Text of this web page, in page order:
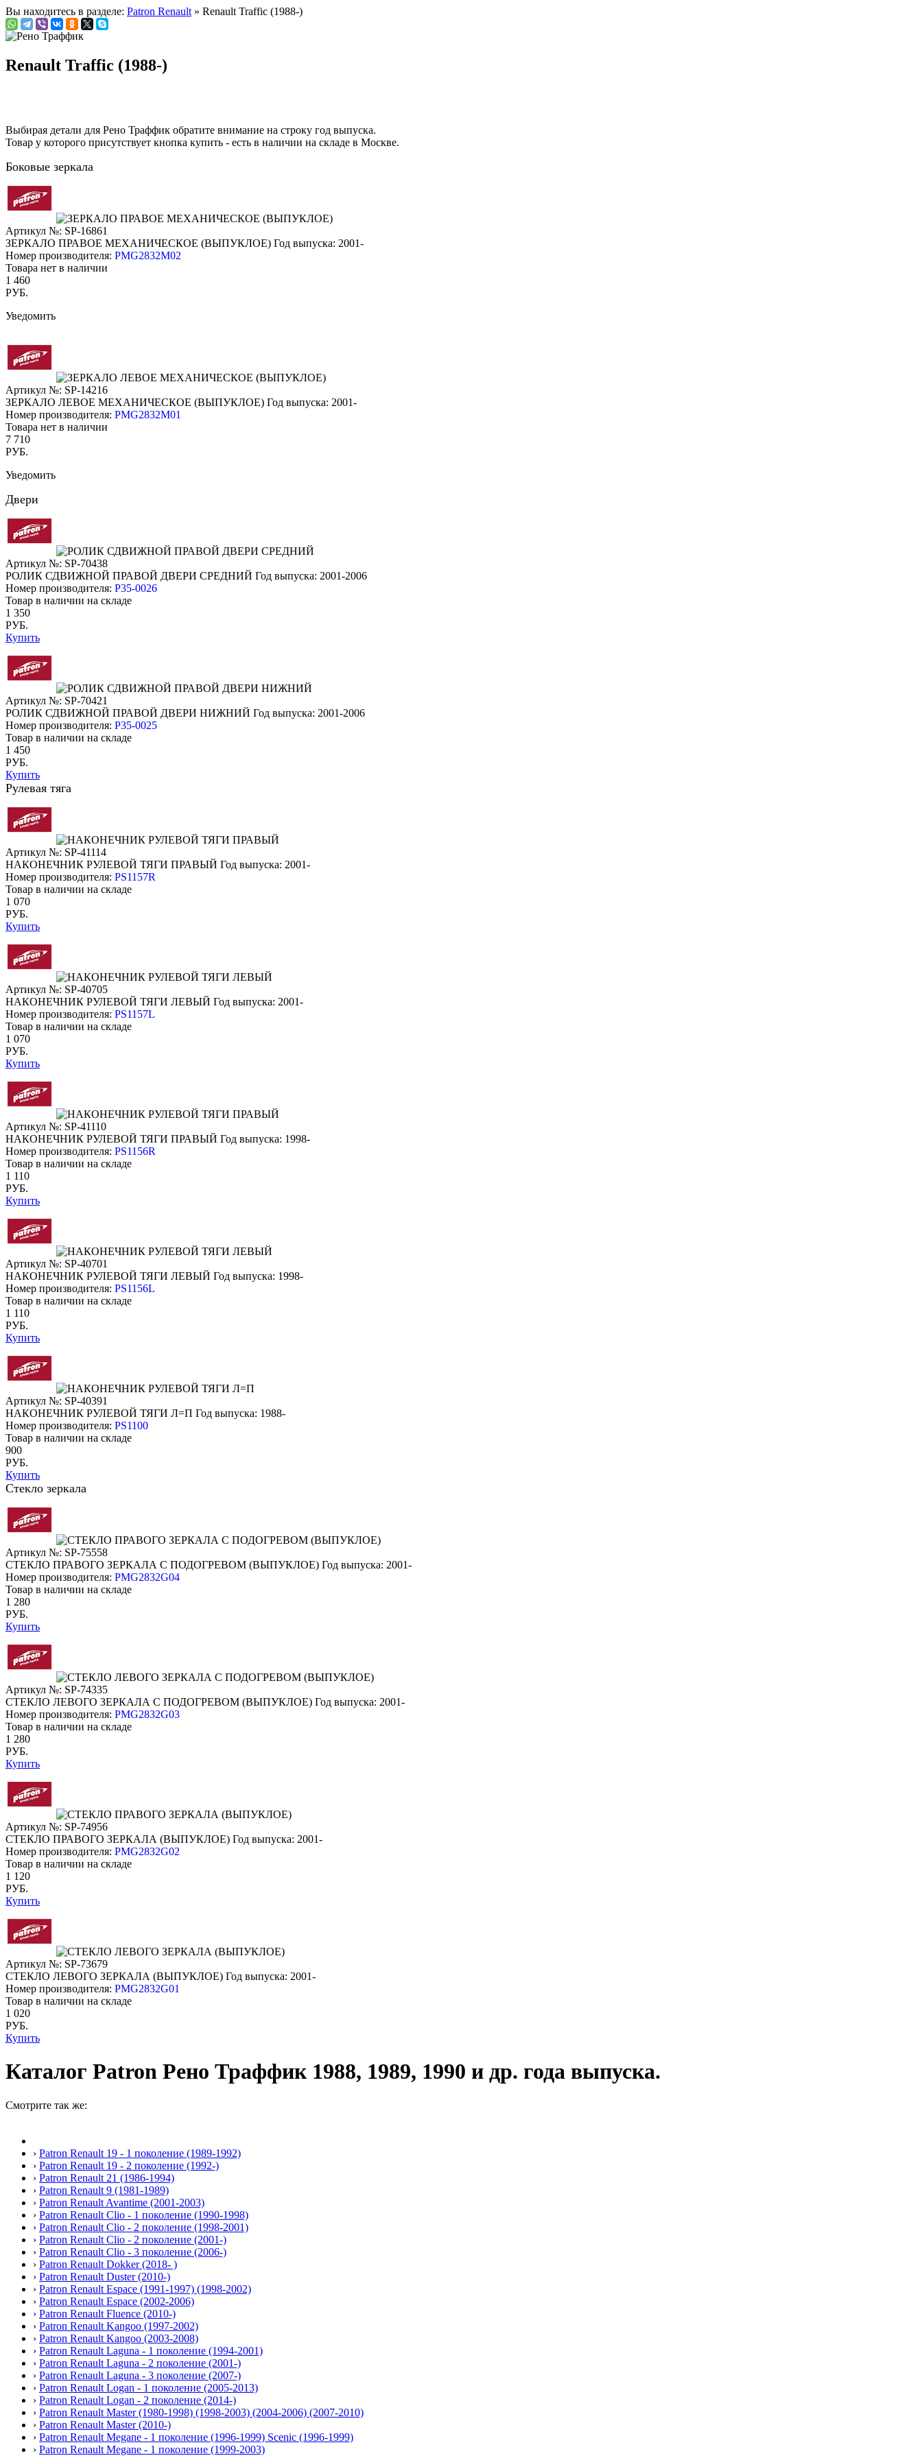
Вы находитесь в разделе: Patron Renault » Renault Traffic (1988-)
Renault Traffic (1988-)
Выбирая детали для Рено Траффик обратите внимание на строку год выпуска.
Товар у которого присутствует кнопка купить - есть в наличии на складе в Москве.
Боковые зеркала
Артикул №: SP-16861
ЗЕРКАЛО ПРАВОЕ МЕХАНИЧЕСКОЕ (ВЫПУКЛОЕ) Год выпуска: 2001-
Номер производителя: PMG2832M02
Товара нет в наличии
1 460
РУБ.
Уведомить
Артикул №: SP-14216
ЗЕРКАЛО ЛЕВОЕ МЕХАНИЧЕСКОЕ (ВЫПУКЛОЕ) Год выпуска: 2001-
Номер производителя: PMG2832M01
Товара нет в наличии
7 710
РУБ.
Уведомить
Двери
Артикул №: SP-70438
РОЛИК СДВИЖНОЙ ПРАВОЙ ДВЕРИ СРЕДНИЙ Год выпуска: 2001-2006
Номер производителя: P35-0026
Товар в наличии на складе
1 350
РУБ.
Купить
Артикул №: SP-70421
РОЛИК СДВИЖНОЙ ПРАВОЙ ДВЕРИ НИЖНИЙ Год выпуска: 2001-2006
Номер производителя: P35-0025
Товар в наличии на складе
1 450
РУБ.
Купить
Рулевая тяга
Артикул №: SP-41114
НАКОНЕЧНИК РУЛЕВОЙ ТЯГИ ПРАВЫЙ Год выпуска: 2001-
Номер производителя: PS1157R
Товар в наличии на складе
1 070
РУБ.
Купить
Артикул №: SP-40705
НАКОНЕЧНИК РУЛЕВОЙ ТЯГИ ЛЕВЫЙ Год выпуска: 2001-
Номер производителя: PS1157L
Товар в наличии на складе
1 070
РУБ.
Купить
Артикул №: SP-41110
НАКОНЕЧНИК РУЛЕВОЙ ТЯГИ ПРАВЫЙ Год выпуска: 1998-
Номер производителя: PS1156R
Товар в наличии на складе
1 110
РУБ.
Купить
Артикул №: SP-40701
НАКОНЕЧНИК РУЛЕВОЙ ТЯГИ ЛЕВЫЙ Год выпуска: 1998-
Номер производителя: PS1156L
Товар в наличии на складе
1 110
РУБ.
Купить
Артикул №: SP-40391
НАКОНЕЧНИК РУЛЕВОЙ ТЯГИ Л=П Год выпуска: 1988-
Номер производителя: PS1100
Товар в наличии на складе
900
РУБ.
Купить
Стекло зеркала
Артикул №: SP-75558
СТЕКЛО ПРАВОГО ЗЕРКАЛА С ПОДОГРЕВОМ (ВЫПУКЛОЕ) Год выпуска: 2001-
Номер производителя: PMG2832G04
Товар в наличии на складе
1 280
РУБ.
Купить
Артикул №: SP-74335
СТЕКЛО ЛЕВОГО ЗЕРКАЛА С ПОДОГРЕВОМ (ВЫПУКЛОЕ) Год выпуска: 2001-
Номер производителя: PMG2832G03
Товар в наличии на складе
1 280
РУБ.
Купить
Артикул №: SP-74956
СТЕКЛО ПРАВОГО ЗЕРКАЛА (ВЫПУКЛОЕ) Год выпуска: 2001-
Номер производителя: PMG2832G02
Товар в наличии на складе
1 120
РУБ.
Купить
Артикул №: SP-73679
СТЕКЛО ЛЕВОГО ЗЕРКАЛА (ВЫПУКЛОЕ) Год выпуска: 2001-
Номер производителя: PMG2832G01
Товар в наличии на складе
1 020
РУБ.
Купить
Каталог Patron Рено Траффик 1988, 1989, 1990 и др. года выпуска.
Смотрите так же:
› Patron Renault 19 - 1 поколение (1989-1992)
› Patron Renault 19 - 2 поколение (1992-)
› Patron Renault 21 (1986-1994)
› Patron Renault 9 (1981-1989)
› Patron Renault Avantime (2001-2003)
› Patron Renault Clio - 1 поколение (1990-1998)
› Patron Renault Clio - 2 поколение (1998-2001)
› Patron Renault Clio - 2 поколение (2001-)
› Patron Renault Clio - 3 поколение (2006-)
› Patron Renault Dokker (2018- )
› Patron Renault Duster (2010-)
› Patron Renault Espace (1991-1997) (1998-2002)
› Patron Renault Espace (2002-2006)
› Patron Renault Fluence (2010-)
› Patron Renault Kangoo (1997-2002)
› Patron Renault Kangoo (2003-2008)
› Patron Renault Laguna - 1 поколение (1994-2001)
› Patron Renault Laguna - 2 поколение (2001-)
› Patron Renault Laguna - 3 поколение (2007-)
› Patron Renault Logan - 1 поколение (2005-2013)
› Patron Renault Logan - 2 поколение (2014-)
› Patron Renault Master (1980-1998) (1998-2003) (2004-2006) (2007-2010)
› Patron Renault Master (2010-)
› Patron Renault Megane - 1 поколение (1996-1999) Scenic (1996-1999)
› Patron Renault Megane - 1 поколение (1999-2003)